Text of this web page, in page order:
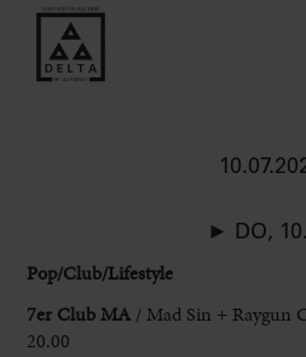
► DO,
Pop/Club/Lifestyle
7er Club MA / Mad Sin + Raygun
20.00